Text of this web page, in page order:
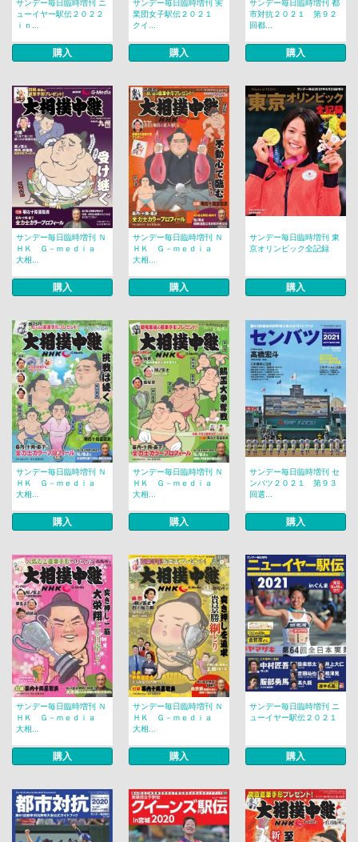
サンデー毎日臨時増刊 ニ
ューイヤー駅伝２０２２
ｉｎ...
購入
サンデー毎日臨時増刊 実
業団女子駅伝２０２１
クイ...
購入
サンデー毎日臨時増刊 都
市対抗２０２１ 第９２
回都...
購入
サンデー毎日臨時増刊 Ｎ
ＨＫ Ｇ－ｍｅｄｉａ
大相...
購入
サンデー毎日臨時増刊 Ｎ
ＨＫ Ｇ－ｍｅｄｉａ
大相...
購入
サンデー毎日臨時増刊 東
京オリンピック全記録
購入
サンデー毎日臨時増刊 Ｎ
ＨＫ Ｇ－ｍｅｄｉａ
大相...
購入
サンデー毎日臨時増刊 Ｎ
ＨＫ Ｇ－ｍｅｄｉａ
大相...
購入
サンデー毎日臨時増刊 セ
ンバツ２０２１ 第９３
回選...
購入
サンデー毎日臨時増刊 Ｎ
ＨＫ Ｇ－ｍｅｄｉａ
大相...
購入
サンデー毎日臨時増刊 Ｎ
ＨＫ Ｇ－ｍｅｄｉａ
大相...
購入
サンデー毎日臨時増刊 ニ
ューイヤー駅伝２０２１
購入